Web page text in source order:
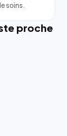
soins.
proche